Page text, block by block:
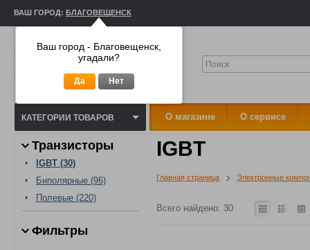
ВАШ ГОРОД: БЛАГОВЕЩЕНСК
КАТЕГОРИИ ТОВАРОВ О магазине О сервисе
Транзисторы
IGBT (30)
Биполярные (96)
Полевые (220)
Фильтры
IGBT
Главная страница Электронные
Всего найдено: 30
Ваш город - Благовещенск,
угадали?
Да Нет